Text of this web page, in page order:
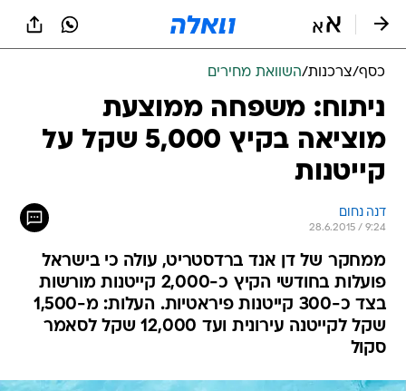
כסף/צרכנות/השוואת מחירים
ניתוח: משפחה ממוצעת
מוציאה בקיץ 5,000 שקל על
קייטנות
דנה נחום
28.6.2015 / 9:24
ממחקר של דן אנד ברדסטריט, עולה כי בישראל
פועלות בחודשי הקיץ כ-2,000 קייטנות מורשות
בצד כ-300 קייטנות פיראטיות. העלות: מ-1,500
שקל לקייטנה עירונית ועד 12,000 שקל לסאמר
סקול